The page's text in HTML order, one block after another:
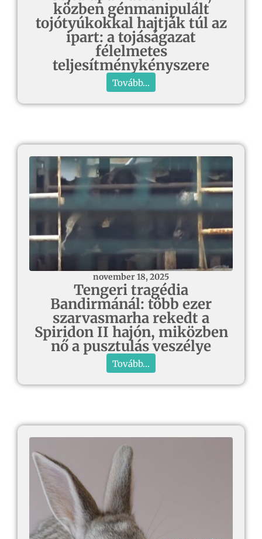
közben génmanipulált
tojótyúkokkal hajtják túl az
ipart: a tojáságazat
félelmetes
teljesítménykényszere
Tovább...
november 18, 2025
Tengeri tragédia
Bandirmánál: több ezer
szarvasmarha rekedt a
Spiridon II hajón, miközben
nő a pusztulás veszélye
Tovább...